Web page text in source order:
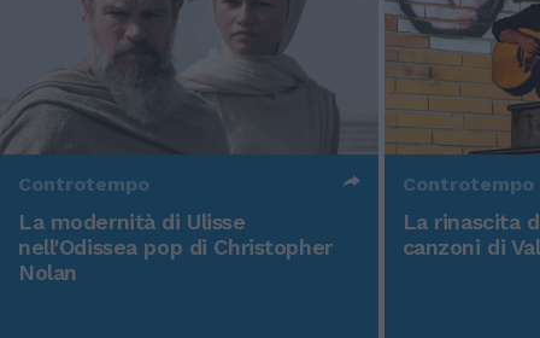
Controtempo
La modernità di Ulisse
nell'Odissea pop di Christopher
Nolan
Controtempo
La rinascita
canzoni di